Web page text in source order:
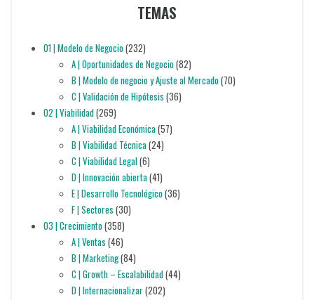
TEMAS
01 | Modelo de Negocio(232)
A | Oportunidades de Negocio(82)
B | Modelo de negocio y Ajuste al Mercado(70)
C | Validación de Hipótesis (36)
02 | Viabilidad(269)
A | Viabilidad Económica(57)
B | Viabilidad Técnica(24)
C | Viabilidad Legal(6)
D | Innovación abierta(41)
E | Desarrollo Tecnológico(36)
F | Sectores (30)
03 | Crecimiento(358)
A | Ventas (46)
B | Marketing(84)
C | Growth – Escalabilidad(44)
D | Internacionalizar(202)